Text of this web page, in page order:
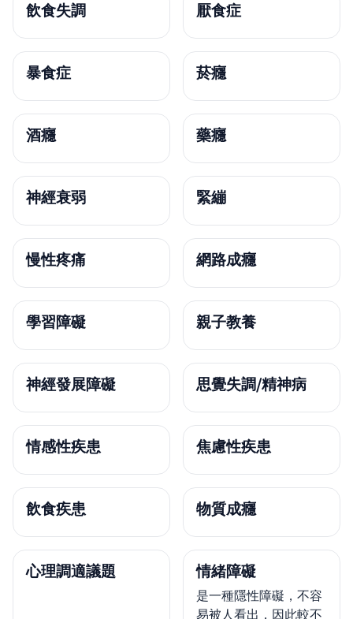
飲食失調 厭食症
暴食症 菸癮
酒癮 藥癮
神經衰弱 緊繃
慢性疼痛 網路成癮
學習障礙 親子教養
神經發展障礙 思覺失調/精神病
情感性疾患 焦慮性疾患
飲食疾患 物質成癮
心理調適議題 情緒障礙
是一種隱性障礙，不容
易被人看出，因此較不